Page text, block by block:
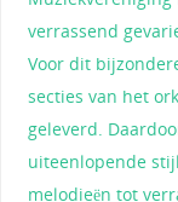
verrassend
Voor dit
secties van het
geleverd.
uiteenlopende
melodieën tot